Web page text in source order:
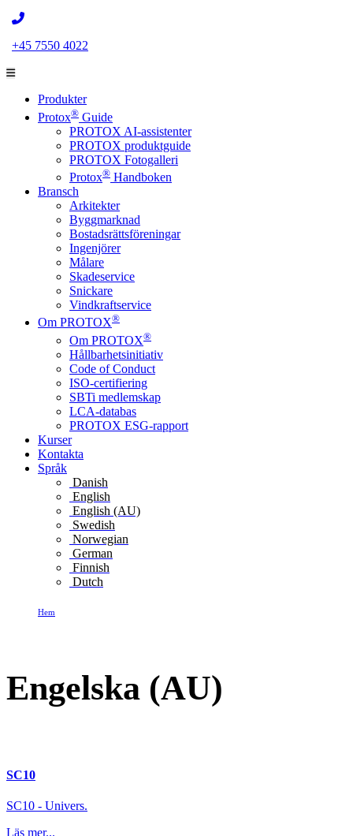
+45 7550 4022
Produkter
Protox® Guide
PROTOX AI-assistenter
PROTOX produktguide
PROTOX Fotogalleri
Protox® Handboken
Bransch
Arkitekter
Byggmarknad
Bostadsrättsföreningar
Ingenjörer
Målare
Skadeservice
Snickare
Vindkraftservice
Om PROTOX®
Om PROTOX®
Hållbarhetsinitiativ
Code of Conduct
ISO-certifiering
SBTi medlemskap
LCA-databas
PROTOX ESG-rapport
Kurser
Kontakta
Språk
Danish
English
English (AU)
Swedish
Norwegian
German
Finnish
Dutch
Hem
Engelska (AU)
SC10
SC10 - Univers.
Läs mer...